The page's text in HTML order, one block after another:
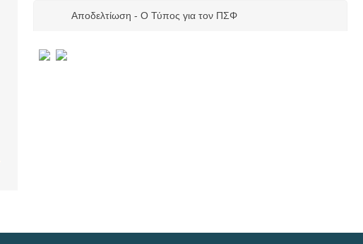
απαραίτητο προσωπικό!
Περιφερειακό Τμήμα Αττικής
Τρίτη, 23 Ιουνίου 2026
Αποδελτίωση - Ο Τύπος για τον ΠΣΦ